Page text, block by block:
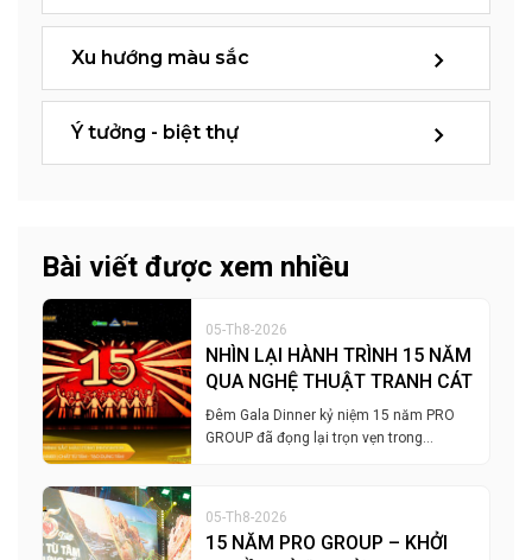
Xu hướng màu sắc
Ý tưởng - biệt thự
Bài viết được xem nhiều
05-Th8-2026
NHÌN LẠI HÀNH TRÌNH 15 NĂM
QUA NGHỆ THUẬT TRANH CÁT
Đêm Gala Dinner kỷ niệm 15 năm PRO
GROUP đã đọng lại trọn vẹn trong…
05-Th8-2026
15 NĂM PRO GROUP – KHỞI